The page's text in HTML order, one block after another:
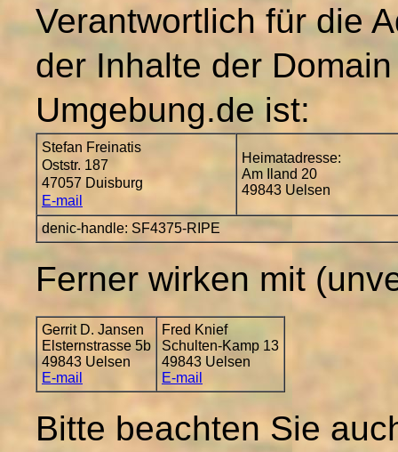
Verantwortlich für die
der Inhalte der
Umgebung.de ist:
Stefan Freinatis
Oststr. 187
47057 Duisburg
E-mail
Heimatadresse:
Am Iland 20
49843 Uelsen
denic-handle: SF4375-RIPE
Ferner wirken mit
Gerrit D. Jansen
Elsternstrasse 5b
49843 Uelsen
E-mail
Fred Knief
Schulten-Kamp 13
49843 Uelsen
E-mail
Bitte beachten Sie